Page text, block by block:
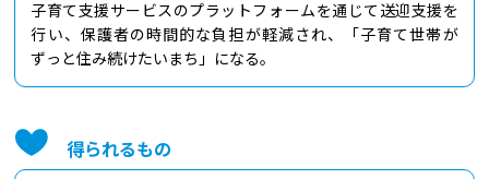
子育て支援サービスのプラットフォームを通じて送迎支援を
行い、保護者の時間的な負担が軽減され、「子育て世帯が
ずっと住み続けたいまち」になる。
得られるもの